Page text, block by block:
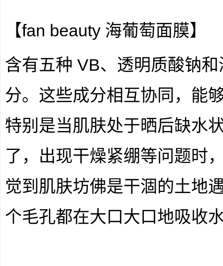
【fan beauty 海葡萄面膜】
含有五种 VB、透明质酸钠
分。这些成分相互协同，能
特别是当肌肤处于晒后缺水
了，出现干燥紧绷等问题时
觉到肌肤坊佛是干涸的土地
个毛孔都在大口大口地吸收